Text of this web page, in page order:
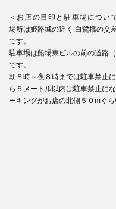
＜お店の目印と駐車場につい
場所は姫路城の近く,白鷺橋の交
です。
駐車場は船場東ビルの前の道路
です。
朝８時～夜８時までは駐車禁止
ら５メートル以内は駐車禁止に
ーキングがお店の北側５０mぐら